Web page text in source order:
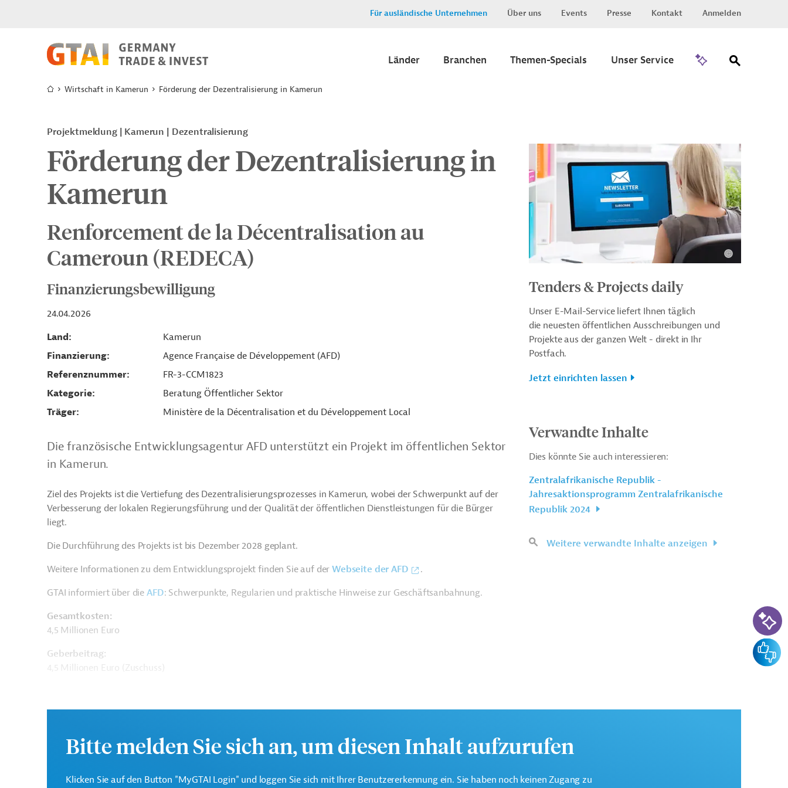
Für ausländische Unternehmen Über uns Events Presse Kontakt Anmelden
Länder Branchen Themen-Specials Unser Service
Wirtschaft in Kamerun Förderung der Dezentralisierung in Kamerun
Projektmeldung Kamerun Dezentralisierung
Förderung der Dezentralisierung in
Kamerun
Renforcement de la Décentralisation au
Cameroun (REDECA)
Finanzierungsbewilligung
24.04.2026
Land
Kamerun
Finanzierung
Agence Française de Développement (AFD)
Referenznummer
FR-3-CCM1823
Kategorie
Beratung Öffentlicher Sektor
Träger
Ministère de la Décentralisation et du Développement Local
Die französische Entwicklungsagentur AFD unterstützt ein Projekt im öffentlichen Sektor
in Kamerun.
Ziel des Projekts ist die Vertiefung des Dezentralisierungsprozesses in Kamerun, wobei der Schwerpunkt auf der
Verbesserung der lokalen Regierungsführung und der Qualität der öffentlichen Dienstleistungen für die Bürger
liegt.
Die Durchführung des Projekts ist bis Dezember 2028 geplant.
Weitere Informationen zu dem Entwicklungsprojekt finden Sie auf derWebseite der AFD
.
GTAI informiert über die AFD: Schwerpunkte, Regularien und praktische Hinweise zur Geschäftsanbahnung.
Gesamtkosten:
4,5 Millionen Euro
Geberbeitrag:
4,5 Millionen Euro (Zuschuss)
Kontaktadressen
Tenders & Projects daily
Unser E-Mail-Service liefert Ihnen täglich
die neuesten öffentlichen Ausschreibungen und
Projekte aus der ganzen Welt - direkt in Ihr
Postfach.
Jetzt einrichten lassen
Verwandte Inhalte
Dies könnte Sie auch interessieren:
Zentralafrikanische Republik -
Jahresaktionsprogramm Zentralafrikanische
Republik 2024
Weitere verwandte Inhalte anzeigen
Bitte melden Sie sich an, um diesen Inhalt aufzurufen
Klicken Sie auf den Button "MyGTAI Login" und loggen Sie sich mit Ihrer Benutzererkennung ein. Sie haben noch keinen Zugang zu
KI-